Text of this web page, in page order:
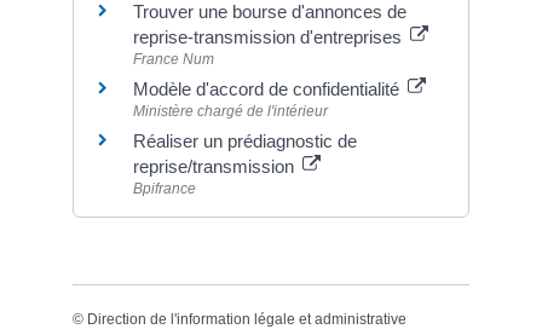
Trouver une bourse d'annonces de
reprise-transmission d'entreprises
France Num
Modèle d'accord de confidentialité
Ministère chargé de l'intérieur
Réaliser un prédiagnostic de
reprise/transmission
Bpifrance
© Direction de l'information légale et administrative